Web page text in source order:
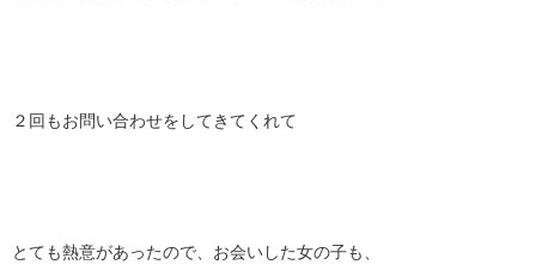
２回もお問い合わせをしてきてくれて
とても熱意があったので、お会いした女の子も、